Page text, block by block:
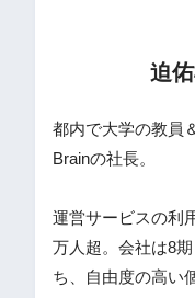
迫
都内で大学の教員
Brainの社長。
運営サービスの利
万人超。会社は8
ち、自由度の高い